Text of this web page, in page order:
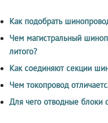
Как подобрать
Чем магистральный
литого?
Как соединяют секции
Чем токопровод
Для чего отводные блоки